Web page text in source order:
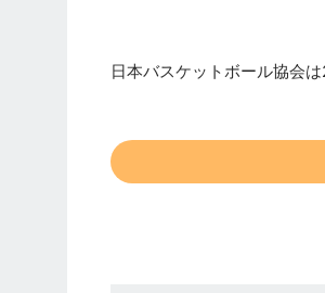
日本バスケットボール協会